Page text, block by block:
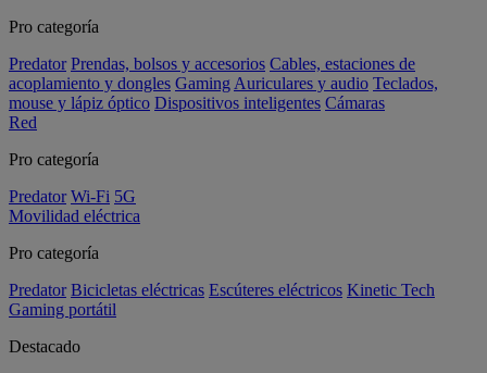
Pro categoría
Predator Prendas, bolsos y accesorios Cables, estaciones de
acoplamiento y dongles Gaming Auriculares y audio Teclados,
mouse y lápiz óptico Dispositivos inteligentes Cámaras
Red
Pro categoría
Predator Wi-Fi 5G
Movilidad eléctrica
Pro categoría
Predator Bicicletas eléctricas Escúteres eléctricos Kinetic Tech
Gaming portátil
Destacado